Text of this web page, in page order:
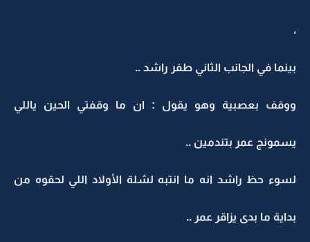
،
بينما في الجانب الثاني طفر راشد ..
ووقف بعصبية وهو يقول : ان ما وقفتي الحين ياللي
يسمونج عمر بتندمين ..
لسوء حظ راشد انه ما انتبه لشلة الأولاد اللي لحقوه من
بداية ما بدى يزاقر عمر ..